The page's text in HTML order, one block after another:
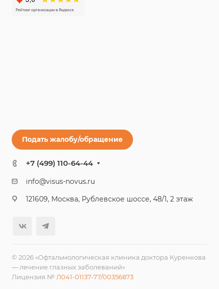
Подать жалобу/обращение
+7 (499) 110-64-44
info@visus-novus.ru
121609, Москва, Рублевское шоссе, 48/1, 2 этаж
© 2026 «Офтальмологическая клиника доктора Куренкова
— лечение глазных заболеваний»
Лицензия № Л041-01137-77/00356873